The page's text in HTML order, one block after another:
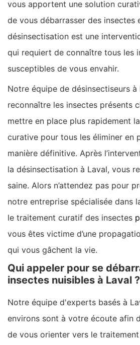
vous apportent une solution
de vous débarrasser des insectes
désinsectisation est une
qui requiert de connaître tous les
susceptibles de vous envahir.
Notre équipe de désinsectiseurs à
reconnaître les insectes présents
mettre en place plus rapidement
curative pour tous les éliminer en
manière définitive. Après
la désinsectisation à Laval, vous
saine. Alors n’attendez pas pour
notre entreprise spécialisée dans
le traitement curatif des insectes
vous êtes victime d’une
qui vous gâchent la vie.
Qui appeler pour se
insectes nuisibles à Laval ?
Notre équipe d'experts basés à
environs sont à votre écoute afin
de vous orienter vers le